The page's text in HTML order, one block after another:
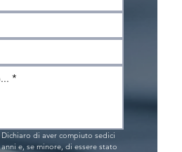
Dichiaro di aver compiuto sedici
anni e, se minore, di essere stato